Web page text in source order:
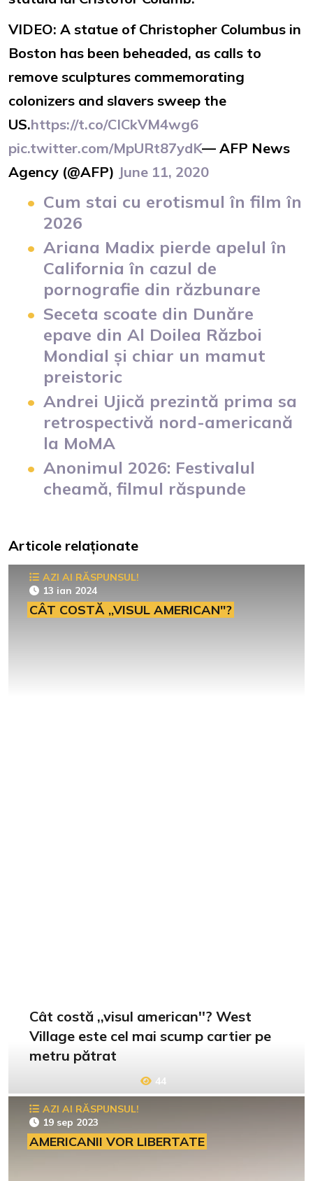
VIDEO: A statue of Christopher Columbus in
Boston has been beheaded, as calls to
remove sculptures commemorating
colonizers and slavers sweep the
US.https://t.co/CICkVM4wg6
pic.twitter.com/MpURt87ydK— AFP News
Agency (@AFP) June 11, 2020
Cum stai cu erotismul în film în
2026
Ariana Madix pierde apelul în
California în cazul de
pornografie din răzbunare
Seceta scoate din Dunăre
epave din Al Doilea Război
Mondial și chiar un mamut
preistoric
Andrei Ujică prezintă prima sa
retrospectivă nord-americană
la MoMA
Anonimul 2026: Festivalul
cheamă, filmul răspunde
Articole relaționate
AZI AI RĂSPUNSUL!
13 ian 2024
CÂT COSTĂ ,,VISUL AMERICAN''?
Cât costă ,,visul american''? West
Village este cel mai scump cartier pe
metru pătrat
44
AZI AI RĂSPUNSUL!
19 sep 2023
AMERICANII VOR LIBERTATE